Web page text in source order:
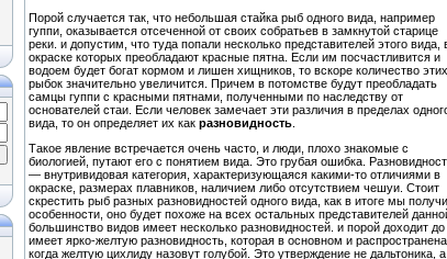
Порой случается так, что небольшая стайка рыб одного вида, например
гуппи, оказывается отсеченной от своих собратьев в замкнутой старице
реки. и допустим, что туда попали несколько представителей этого вида,
окраске которых преобладают красные пятна. Если им посчастливится и
водоем будет богат кормом и лишен хищников, то вскоре количество этих
рыбок значительно увеличится. Причем в потомстве будут преобладать
самцы гуппи с красными пятнами, полученными по наследству от
основателей стаи. Если человек замечает эти различия в пределах
вида, то он определяет их как разновидность
Такое явление встречается очень часто, и люди, плохо знакомые с
биологией, путают его с понятием вида. Это грубая ошибка.
— внутривидовая категория, характеризующаяся какими-то отличиями в
окраске, размерах плавников, наличием либо отсутствием чешуи. Стоит
скрестить рыб разных разновидностей одного вида, как в итоге мы
особенности, оно будет похоже на всех остальных представителей
большинство видов имеет несколько разновидностей. и порой доходит
имеет ярко-желтую разновидность, которая в основном и
когда желтую цихлиду назовут голубой. Это утверждение не дальтоника,